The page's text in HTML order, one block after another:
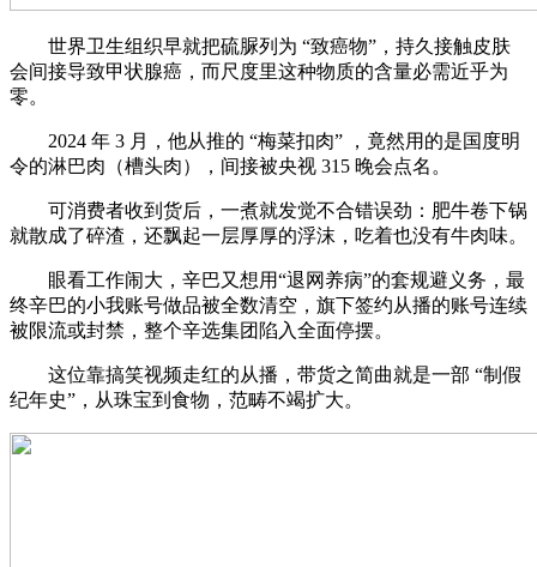
世界卫生组织早就把硫脲列为 “致癌物”，持久接触皮肤
会间接导致甲状腺癌，而尺度里这种物质的含量必需近乎为
零。
2024 年 3 月，他从推的 “梅菜扣肉” ，竟然用的是国度明
令的淋巴肉（槽头肉），间接被央视 315 晚会点名。
可消费者收到货后，一煮就发觉不合错误劲：肥牛卷下锅
就散成了碎渣，还飘起一层厚厚的浮沫，吃着也没有牛肉味。
眼看工作闹大，辛巴又想用“退网养病”的套规避义务，最
终辛巴的小我账号做品被全数清空，旗下签约从播的账号连续
被限流或封禁，整个辛选集团陷入全面停摆。
这位靠搞笑视频走红的从播，带货之简曲就是一部 “制假
纪年史”，从珠宝到食物，范畴不竭扩大。